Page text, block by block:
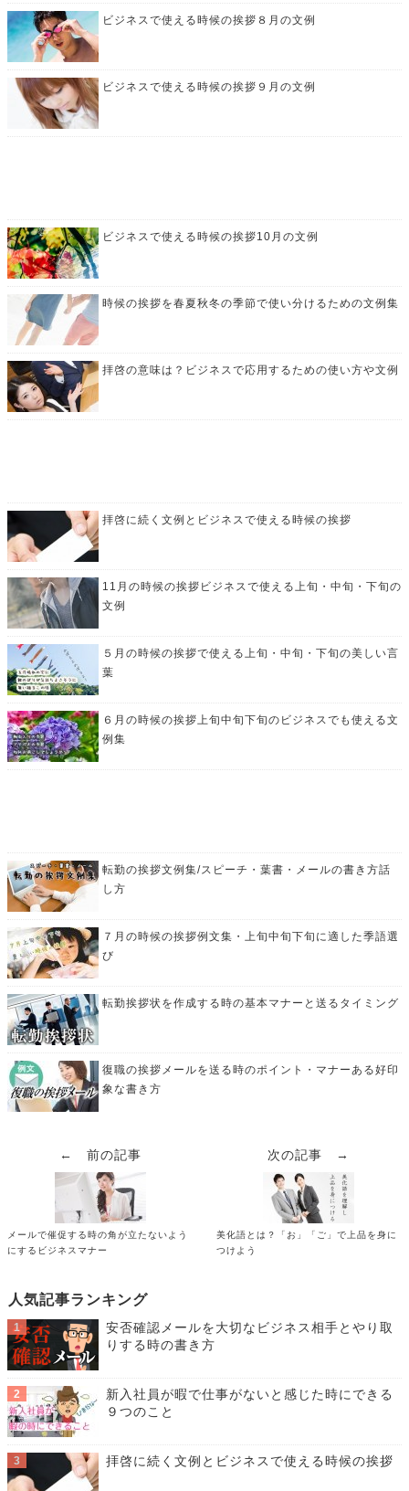
ビジネスで使える時候の挨拶８月の文例
ビジネスで使える時候の挨拶９月の文例
ビジネスで使える時候の挨拶10月の文例
時候の挨拶を春夏秋冬の季節で使い分けるための文例集
拝啓の意味は？ビジネスで応用するための使い方や文例
拝啓に続く文例とビジネスで使える時候の挨拶
11月の時候の挨拶ビジネスで使える上旬・中旬・下旬の
文例
５月の時候の挨拶で使える上旬・中旬・下旬の美しい言
葉
６月の時候の挨拶上旬中旬下旬のビジネスでも使える文
例集
転勤の挨拶文例集/スピーチ・葉書・メールの書き方話
し方
７月の時候の挨拶例文集・上旬中旬下旬に適した季語選
び
転勤挨拶状を作成する時の基本マナーと送るタイミング
復職の挨拶メールを送る時のポイント・マナーある好印
象な書き方
← 前の記事
メールで催促する時の角が立たないよう
にするビジネスマナー
次の記事 →
美化語とは？「お」「ご」で上品を身に
つけよう
人気記事ランキング
安否確認メールを大切なビジネス相手とやり取
りする時の書き方
新入社員が暇で仕事がないと感じた時にできる
９つのこと
拝啓に続く文例とビジネスで使える時候の挨拶